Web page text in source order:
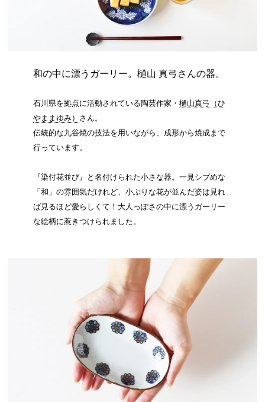
和の中に漂うガーリー。樋山 真弓さんの器。
石川県を拠点に活動されている陶芸作家・ 樋山真弓（ひ
やままゆみ） さん。
伝統的な九谷焼の技法を用いながら、成形から焼成まで
行っています。
『染付花並び』と名付けられた小さな器。一見シブめな
「和」の雰囲気だけれど、小ぶりな花が並んだ姿は見れ
ば見るほど愛らしくて！大人っぽさの中に漂うガーリー
な絵柄に惹きつけられました。